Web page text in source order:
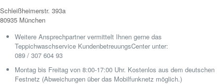
Schleißheimerstr. 393a
80935 München
Weitere Ansprechpartner vermittelt Ihnen gerne das
Teppichwaschservice KundenbetreuungsCenter unter:
089 / 307 604 93
Montag bis Freitag von 8:00-17:00 Uhr. Kostenlos aus dem deutschen
Festnetz (Abweichungen über das Mobilfunknetz möglich.)